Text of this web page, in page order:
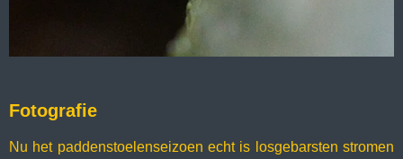
Fotografie
Nu het paddenstoelenseizoen echt is losgebarsten stromen